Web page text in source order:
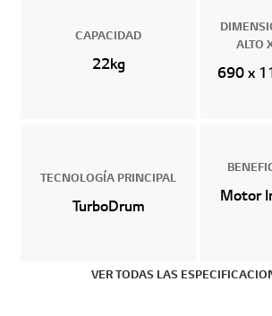
CAPACIDAD
22kg
ALTO
690 x
TECNOLOGÍA PRINCIPAL
TurboDrum
Motor
VER TODAS LAS